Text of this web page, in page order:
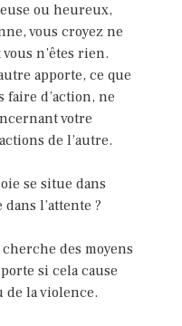
ou heureux,
vous croyez ne
n’êtes rien.
apporte, ce que
faire d’action, ne
votre
de l’autre.
se situe dans
l’attente ?
des moyens
si cela cause
de la violence.